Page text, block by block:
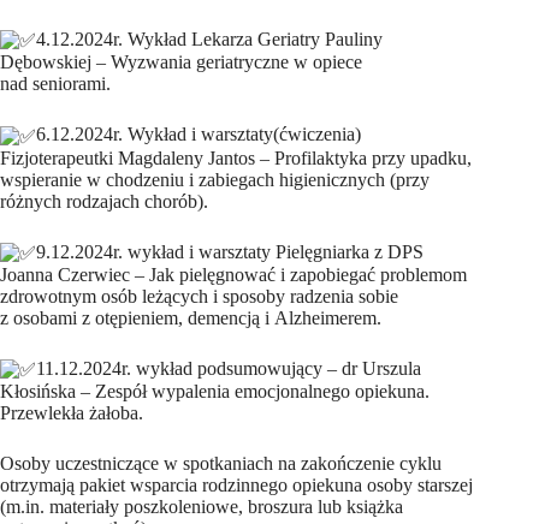
4.12.2024r. Wykład Lekarza Geriatry Pauliny
Dębowskiej – Wyzwania geriatryczne w opiece
nad seniorami.
6.12.2024r. Wykład i warsztaty(ćwiczenia)
Fizjoterapeutki Magdaleny Jantos – Profilaktyka przy upadku,
wspieranie w chodzeniu i zabiegach higienicznych (przy
różnych rodzajach chorób).
9.12.2024r. wykład i warsztaty Pielęgniarka z DPS
Joanna Czerwiec – Jak pielęgnować i zapobiegać problemom
zdrowotnym osób leżących i sposoby radzenia sobie
z osobami z otępieniem, demencją i Alzheimerem.
11.12.2024r. wykład podsumowujący – dr Urszula
Kłosińska – Zespół wypalenia emocjonalnego opiekuna.
Przewlekła żałoba.
Osoby uczestniczące w spotkaniach na zakończenie cyklu
otrzymają pakiet wsparcia rodzinnego opiekuna osoby starszej
(m.in. materiały poszkoleniowe, broszura lub książka